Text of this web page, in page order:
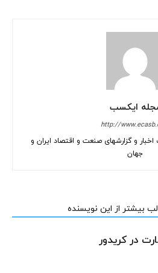
ایکسب
http://
و گزارشهای صنعت و اقتصاد ایران و
جهان
بیشتر از این نویسنده
در کریدور